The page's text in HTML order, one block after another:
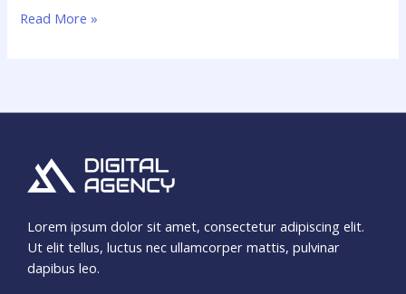
Read More »
Lorem ipsum dolor sit amet, consectetur adipiscing elit.
Ut elit tellus, luctus nec ullamcorper mattis, pulvinar
dapibus leo.